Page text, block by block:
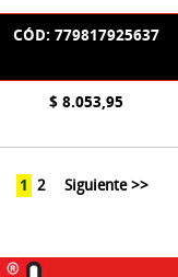
CÓD: 779817925637
$ 8.053,95
1 2 Siguiente >>